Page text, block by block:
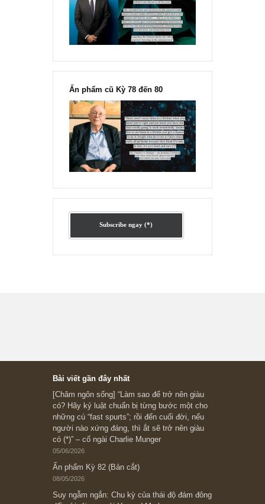
[Ấn phẩm kỳ 82], 36/36 trang,
Chu kỳ trong thái độ của đám
“Đừng sợ mua cổ phiếu dài hạn
chỉ vì chiến tranh”, ngài Philip
Fisher